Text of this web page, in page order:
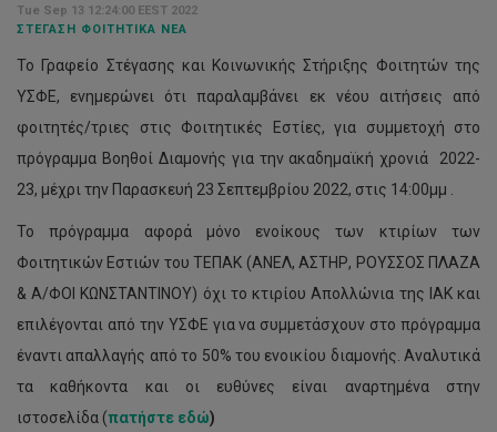
Tue Sep 13 12:24:00 EEST 2022
ΣΤΈΓΑΣΗ ΦΟΙΤΗΤΙΚΆ ΝΈΑ
Το Γραφείο Στέγασης και Κοινωνικής Στήριξης Φοιτητών της
ΥΣΦΕ, ενημερώνει ότι παραλαμβάνει εκ νέου αιτήσεις από
φοιτητές/τριες στις Φοιτητικές Εστίες, για συμμετοχή στο
πρόγραμμα Βοηθοί Διαμονής για την ακαδημαϊκή χρονιά 2022-
23, μέχρι την Παρασκευή 23 Σεπτεμβρίου 2022, στις 14:00μμ .
Το πρόγραμμα αφορά μόνο ενοίκους των κτιρίων των
Φοιτητικών Εστιών του ΤΕΠΑΚ (ΑΝΕΛ, ΑΣΤΗΡ, ΡΟΥΣΣΟΣ ΠΛΑΖΑ
& Α/ΦΟΙ ΚΩΝΣΤΑΝΤΙΝΟΥ) όχι το κτιρίου Απολλώνια της ΙΑΚ και
επιλέγονται από την ΥΣΦΕ για να συμμετάσχουν στο πρόγραμμα
έναντι απαλλαγής από το 50% του ενοικίου διαμονής. Αναλυτικά
τα καθήκοντα και οι ευθύνες είναι αναρτημένα στην
ιστοσελίδα (πατήστε εδώ)